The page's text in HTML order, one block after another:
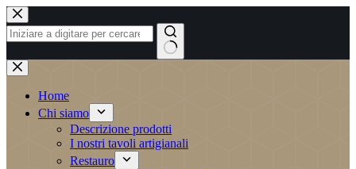
Salta
al
contenuto
Nessun
risultato
Home
Chi siamo
Descrizione prodotti
I nostri tavoli artigianali
Restauro